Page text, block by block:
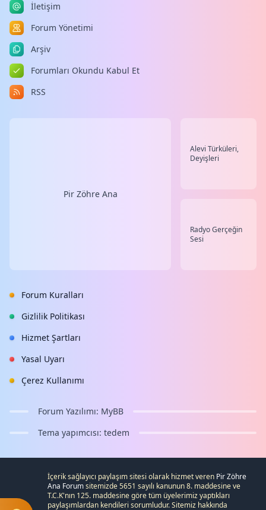
İletişim
Forum Yönetimi
Arşiv
Forumları Okundu Kabul Et
RSS
Pir Zöhre Ana
Alevi Türküleri,
Deyişleri
Radyo Gerçeğin
Sesi
Forum Kuralları
Gizlilik Politikası
Hizmet Şartları
Yasal Uyarı
Çerez Kullanımı
Forum Yazılımı: MyBB
Tema yapımcısı: tedem
İçerik sağlayıcı paylaşım sitesi olarak hizmet veren Pir Zöhre
Ana Forumsitemizde 5651 sayılı kanunun 8. maddesine ve
T.C.K'nın 125. maddesine göre tüm üyelerimiz yaptıkları
paylaşımlardan kendileri sorumludur. Sitemiz hakkında